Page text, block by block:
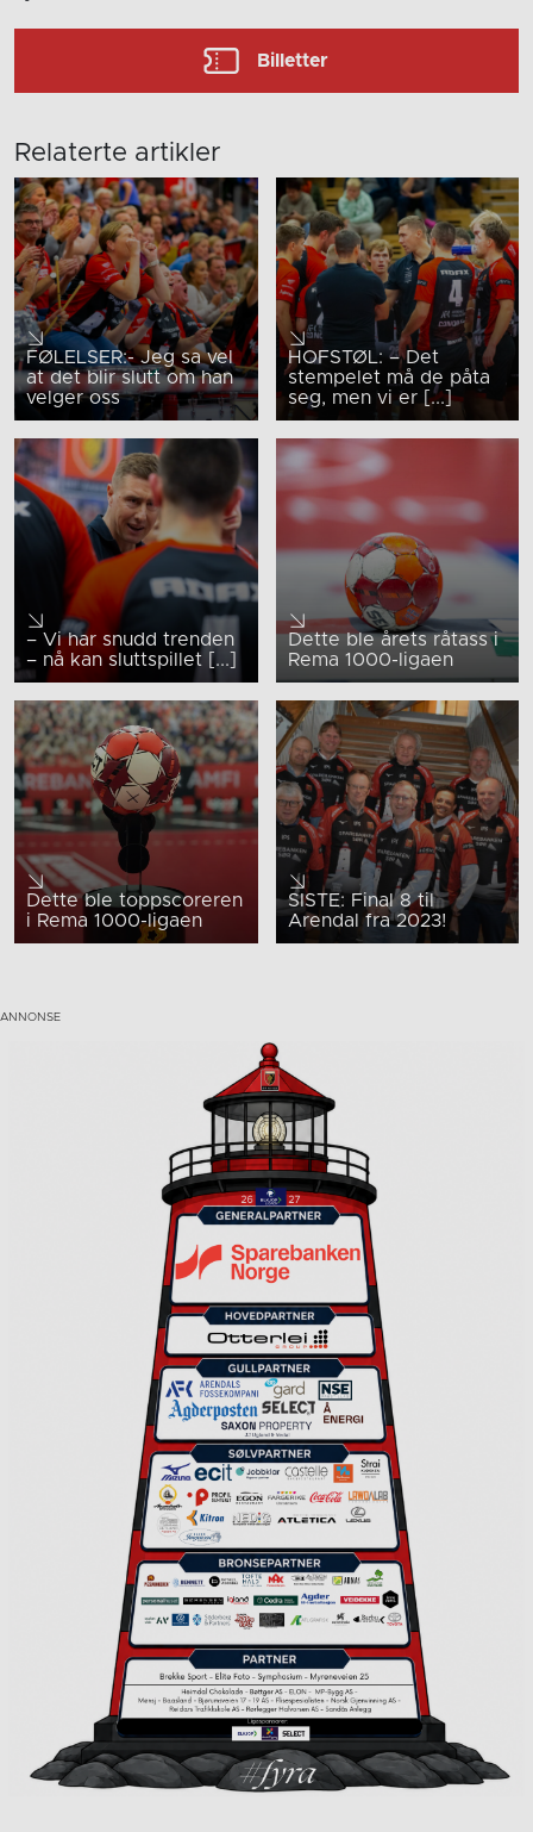
Billetter
Relaterte artikler
FØLELSER:- Jeg sa vel
at det blir slutt om han
velger oss
HOFSTØL: – Det
stempelet må de påta
seg, men vi er [...]
– Vi har snudd trenden
– nå kan sluttspillet [...]
Dette ble årets råtass i
Rema 1000-ligaen
Dette ble toppscoreren
i Rema 1000-ligaen
SISTE: Final 8 til
Arendal fra 2023!